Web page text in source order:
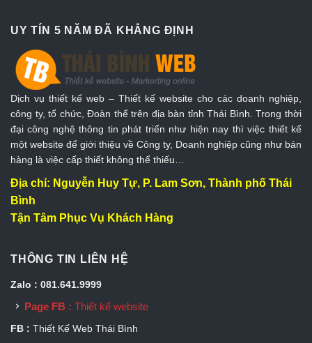
UY TÍN 5 NĂM ĐÃ KHẲNG ĐỊNH
Dịch vụ thiết kế web – Thiết kế website cho các doanh nghiệp,
công ty, tổ chức, Đoàn thể trên địa bàn tỉnh Thái Bình. Trong thời
đại công nghệ thông tin phát triển như hiện nay thì việc thiết kế
một website để giới thiệu về Công ty, Doanh nghiệp cũng như bán
hàng là việc cấp thiết không thể thiếu…
Địa chỉ: Nguyễn Huy Tự, P. Lam Sơn, Thành phố Thái
Bình
Tận Tâm Phục Vụ Khách Hàng
THÔNG TIN LIÊN HỆ
Zalo : 081.641.9999
Page FB : Thiết kế website
FB : Thiết Kế Web Thái Bình